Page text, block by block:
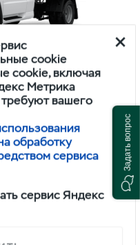
BASE ИКАР
cookie
cookie, включая
Метрика
вашего
обработку
сервиса
сервис Яндекс
Задать вопрос